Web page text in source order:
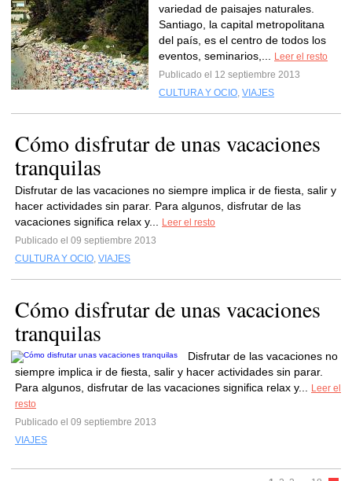
variedad de paisajes naturales.
Santiago, la capital metropolitana
del país, es el centro de todos los
eventos, seminarios,...
Leer el resto
Publicado el 12 septiembre 2013
CULTURA Y OCIO, VIAJES
Cómo disfrutar de unas vacaciones
tranquilas
Disfrutar de las vacaciones no siempre implica ir de fiesta, salir y
hacer actividades sin parar. Para algunos, disfrutar de las
vacaciones significa relax y...
Leer el resto
Publicado el 09 septiembre 2013
CULTURA Y OCIO, VIAJES
Cómo disfrutar de unas vacaciones
tranquilas
Disfrutar de las vacaciones no
siempre implica ir de fiesta, salir y hacer actividades sin parar.
Para algunos, disfrutar de las vacaciones significa relax y...
Leer el
resto
Publicado el 09 septiembre 2013
VIAJES